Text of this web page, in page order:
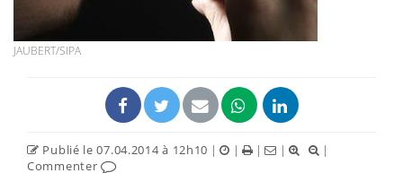
JAUBERT/SIPA
Publié le 07.04.2014 à 12h10 | | | |
|
Commenter